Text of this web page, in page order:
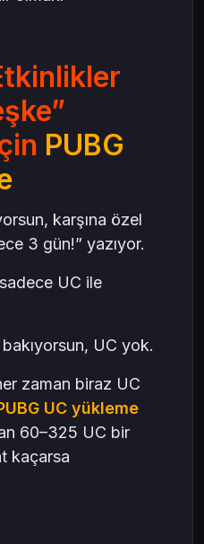
PUBG
karşına özel
3 gün!” yazıyor.
UC ile
UC yok.
zaman biraz UC
UC yükleme
60–325 UC bir
kaçarsa